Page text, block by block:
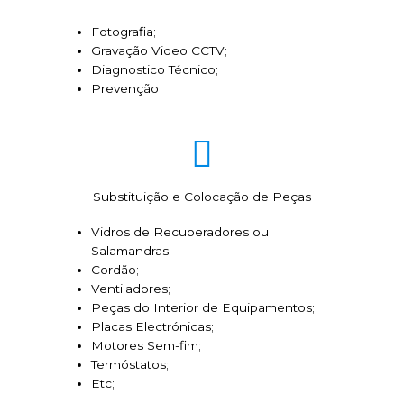
Fotografia;
Gravação Video CCTV;
Diagnostico Técnico;
Prevenção
Substituição e Colocação de Peças
Vidros de Recuperadores ou
Salamandras;
Cordão;
Ventiladores;
Peças do Interior de Equipamentos;
Placas Electrónicas;
Motores Sem-fim;
Termóstatos;
Etc;